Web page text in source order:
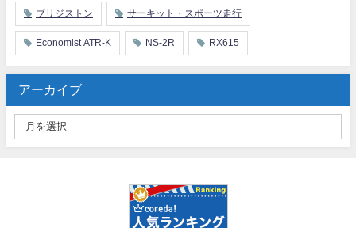
ブリジストン サーキット・スポーツ走行
Economist ATR-K NS-2R RX615
アーカイブ